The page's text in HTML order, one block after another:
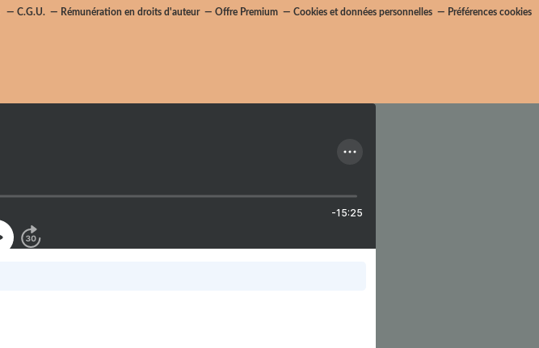
C.G.U. Rémunération en droits d'auteur Offre Premium Cookies et données personnelles Préférences cookies
-15:25